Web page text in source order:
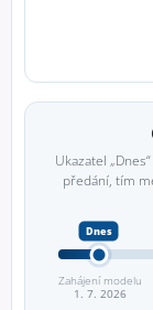
Ukazatel
předání, tím
Zahájení modelu
1. 7. 2026